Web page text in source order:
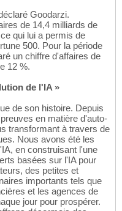
Goodarzi.
de 14,4 milliards de
qui lui a permis de
500. Pour la période
un chiffre d'affaires de
12 %.
de l'IA »
de son histoire. Depuis
en matière d'auto-
transformant à travers de
Nous avons été les
en construisant l'une
basées sur l'IA pour
des petites et
importants tels que
et les agences de
jour pour prospérer.